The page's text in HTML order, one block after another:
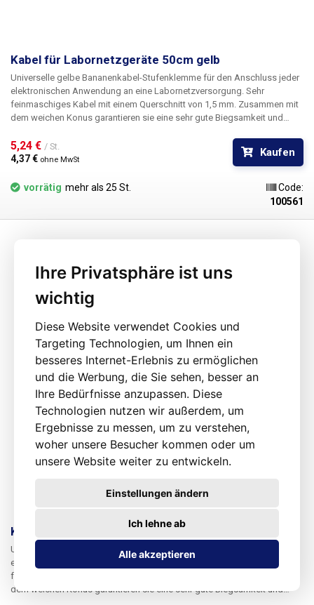
Ihre Privatsphäre ist uns
wichtig
Diese Website verwendet Cookies und
Targeting Technologien, um Ihnen ein
besseres Internet-Erlebnis zu ermöglichen
und die Werbung, die Sie sehen, besser an
Ihre Bedürfnisse anzupassen. Diese
Technologien nutzen wir außerdem, um
Ergebnisse zu messen, um zu verstehen,
woher unsere Besucher kommen oder um
unsere Website weiter zu entwickeln.
Alle akzeptieren
Ich lehne ab
Einstellungen ändern
Kabel für Labornetzgeräte 50cm gelb
Universelle gelbe Bananenkabel-Stufenklemme für den Anschluss jeder
elektronischen Anwendung an eine Labornetzversorgung. Sehr
feinmaschiges Kabel mit einem Querschnitt von 1,5 mm. Zusammen mit
dem weichen Konus garantieren sie eine sehr gute Biegsamkeit und
Kabel mit Bananen ineinander gesteckt werden, um Knoten im
Stromkreis zu bilden. Erhältlich in verschiedenen Farben zur
5,24 € / St.
4,37 € ohne MwSt
Kaufen
vorrätig mehr als 25 St.
Code:
100561
Kabel für Labornetzgeräte 100cm gelb
Universelle gelbe Bananenkabel-Stufenklemme für den Anschluss jeder
elektronischen Anwendung an eine Labornetzversorgung. Sehr
feinmaschiges Kabel mit einem Querschnitt von 1,5 mm. Zusammen mit
dem weichen Konus garantieren sie eine sehr gute Biegsamkeit und